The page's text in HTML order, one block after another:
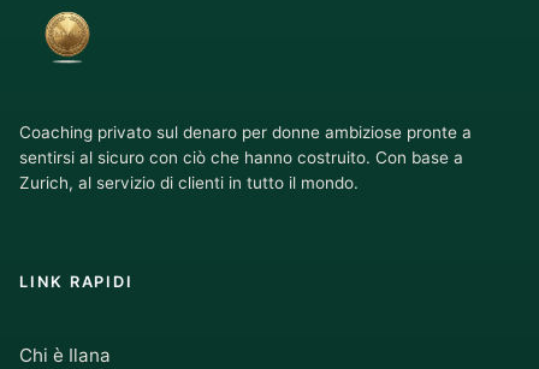
Coaching privato sul denaro per donne ambiziose pronte a
sentirsi al sicuro con ciò che hanno costruito. Con base a
Zurich, al servizio di clienti in tutto il mondo.
LINK RAPIDI
Chi è Ilana